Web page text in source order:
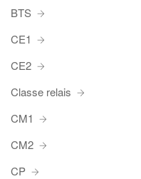
BTS
CE1
CE2
Classe relais
CM1
CM2
CP